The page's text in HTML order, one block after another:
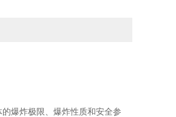
爆炸极限、爆炸性质和安全参